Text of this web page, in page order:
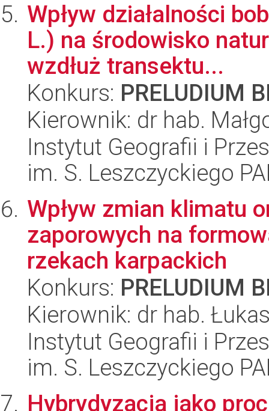
Wpływ działalności
L.) na środowisko
wzdłuż transektu...
Konkurs: PRELUDIUM
Kierownik: dr hab.
Instytut Geografii i
im. S. Leszczyckiego
Wpływ zmian klimatu
zaporowych na
rzekach karpackich
Konkurs: PRELUDIUM
Kierownik: dr hab.
Instytut Geografii i
im. S. Leszczyckiego
Hybrydyzacja jako